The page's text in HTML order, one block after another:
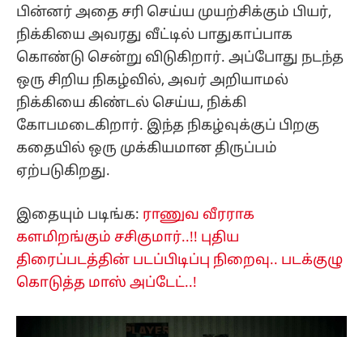
பின்னர் அதை சரி செய்ய முயற்சிக்கும் பியர்,
நிக்கியை அவரது வீட்டில் பாதுகாப்பாக
கொண்டு சென்று விடுகிறார். அப்போது நடந்த
ஒரு சிறிய நிகழ்வில், அவர் அறியாமல்
நிக்கியை கிண்டல் செய்ய, நிக்கி
கோபமடைகிறார். இந்த நிகழ்வுக்குப் பிறகு
கதையில் ஒரு முக்கியமான திருப்பம்
ஏற்படுகிறது.
இதையும் படிங்க: ராணுவ வீரராக
களமிறங்கும் சசிகுமார்..!! புதிய
திரைப்படத்தின் படப்பிடிப்பு நிறைவு.. படக்குழு
கொடுத்த மாஸ் அப்டேட்..!